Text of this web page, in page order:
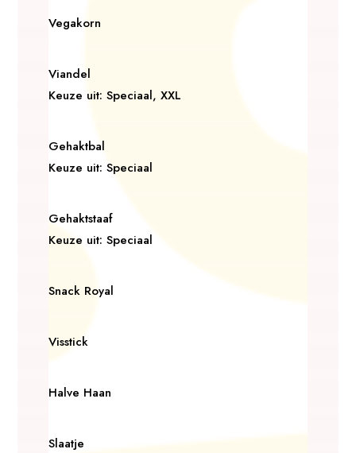
Vegakorn
Viandel
Keuze uit: Speciaal, XXL
Gehaktbal
Keuze uit: Speciaal
Gehaktstaaf
Keuze uit: Speciaal
Snack Royal
Visstick
Halve Haan
Slaatje